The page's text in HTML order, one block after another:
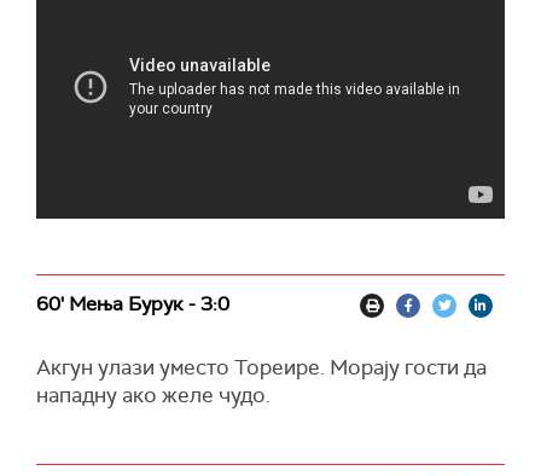
60' Мења Бурук - 3:0
Акгун улази уместо Тореире. Морају гости да
нападну ако желе чудо.